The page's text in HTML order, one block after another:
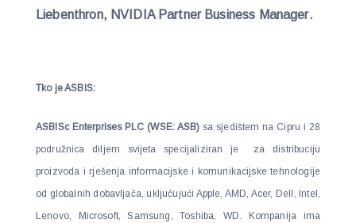
Liebenthron, NVIDIA Partner Business Manager.
Tko je ASBIS:
ASBISc Enterprises PLC (WSE: ASB) sa sjedištem na Cipru i 28
podružnica diljem svijeta specijaliziran je za distribuciju
proizvoda i rješenja informacijske i komunikacijske tehnologije
od globalnih dobavljača, uključujući Apple, AMD, Acer, Dell, Intel,
Lenovo, Microsoft, Samsung, Toshiba, WD. Kompanija ima